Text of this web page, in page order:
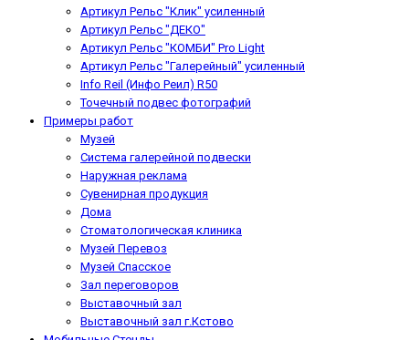
Артикул Рельс "Клик" усиленный
Артикул Рельс "ДЕКО"
Артикул Рельс "КОМБИ" Pro Light
Артикул Рельс "Галерейный" усиленный
Info Reil (Инфо Реил) R50
Точечный подвес фотографий
Примеры работ
Музей
Система галерейной подвески
Наружная реклама
Сувенирная продукция
Дома
Стоматологическая клиника
Музей Перевоз
Музей Спасское
Зал переговоров
Выставочный зал
Выставочный зал г.Кстово